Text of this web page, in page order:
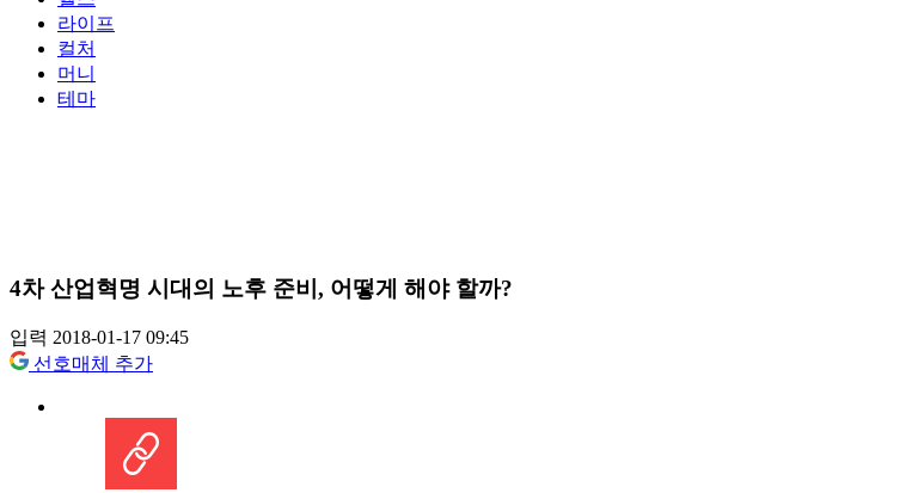
라이프
컬처
머니
테마
4차 산업혁명 시대의 노후 준비, 어떻게 해야 할까?
입력 2018-01-17 09:45
선호매체 추가